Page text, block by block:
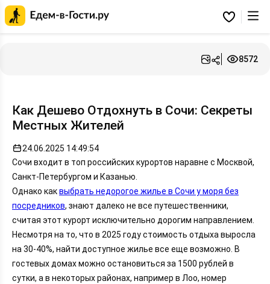
Избранное
8572
Как Дешево Отдохнуть в Сочи: Секреты
Местных Жителей
24.06.2025 14:49:54
Сочи входит в топ российских курортов наравне с Москвой,
Санкт-Петербургом и Казанью.
Однако каквыбрать недорогое жилье в Сочи у моря без
посредников, знают далеко не все путешественники,
считая этот курорт исключительно дорогим направлением.
Несмотря на то, что в 2025 году стоимость отдыха выросла
на 30-40%, найти доступное жилье все еще возможно. В
гостевых домах можно остановиться за 1500 рублей в
сутки, а в некоторых районах, например в Лоо, номер